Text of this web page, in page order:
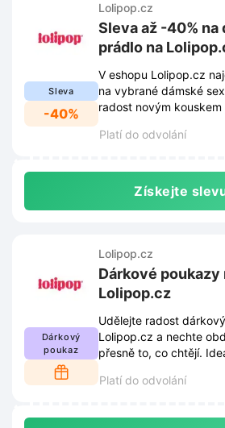
Sleva
-40%
Lolipop.cz
Sleva až -40% na
prádlo na
V eshopu Lolipop.cz
na vybrané dámské
radost novým
Platí do odvolání
Získejte
Dárkový
poukaz
Lolipop.cz
Dárkové poukazy
Lolipop.cz
Udělejte radost
Lolipop.cz a nechte
přesně to, co chtějí.
Platí do odvolání